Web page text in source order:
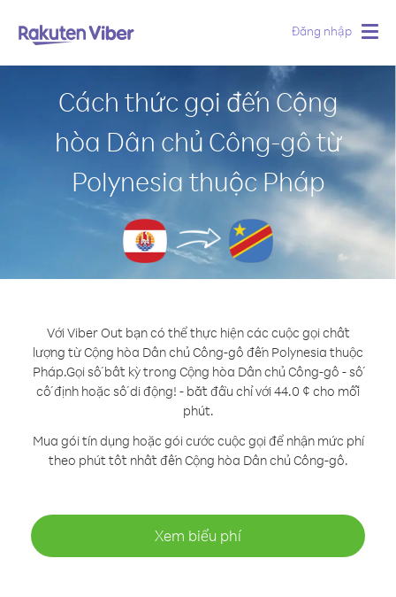
Đăng nhập
Cách thức gọi đến Cộng
hòa Dân chủ Công-gô từ
Polynesia thuộc Pháp
Với Viber Out bạn có thể thực hiện các cuộc gọi chất
lượng từ Cộng hòa Dân chủ Công-gô đến Polynesia thuộc
Pháp.Gọi số bất kỳ trong Cộng hòa Dân chủ Công-gô - số
cố định hoặc số di động! - bắt đầu chỉ với 44.0 ¢ cho mỗi
phút.
Mua gói tín dụng hoặc gói cước cuộc gọi để nhận mức phí
theo phút tốt nhất đến Cộng hòa Dân chủ Công-gô.
Xem biểu phí